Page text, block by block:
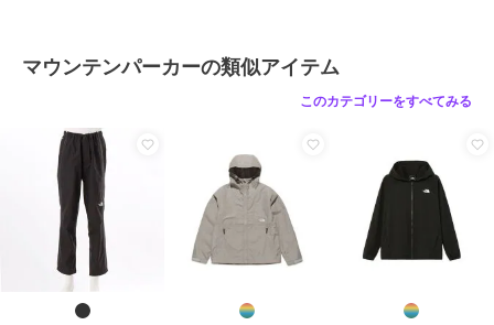
マウンテンパーカーの類似アイテム
このカテゴリーをすべてみる